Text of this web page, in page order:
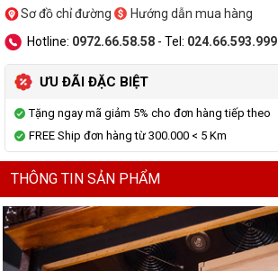
Sơ đồ chỉ đường
Hướng dẫn mua hàng
Hotline: 0972.66.58.58 - Tel: 024.66.593.999
ƯU ĐÃI ĐẶC BIỆT
Tặng ngay mã giảm 5% cho đơn hàng tiếp theo
FREE Ship đơn hàng từ 300.000 < 5 Km
THÔNG TIN SẢN PHẨM